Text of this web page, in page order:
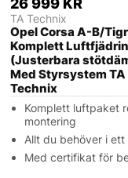
26 999 KR
TA Technix
Opel Corsa A-B/
Komplett
(Justerbara
Med Styrsystem TA
Technix
Komplett luftpaket
montering
Allt du behöver i
Med certifikat för